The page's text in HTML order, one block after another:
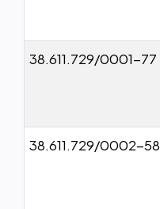
38.611.729/0001-77
38.611.729/0002-58